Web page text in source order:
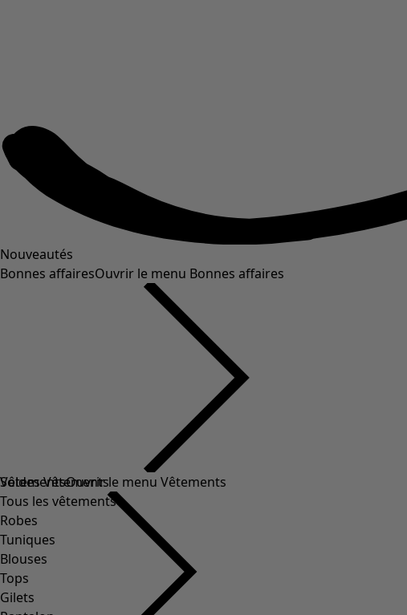
Nouveautés
Bonnes affairesOuvrir le menu Bonnes affaires
Soldes Vêtements
Tous les vêtements
Robes
Tuniques
Blouses
Tops
Gilets
VêtementsOuvrir le menu Vêtements